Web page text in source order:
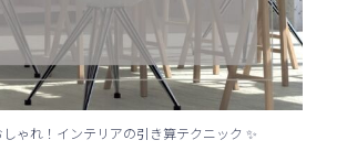
ゃれ！インテリアの引き算テクニック ✨